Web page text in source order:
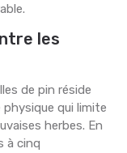
les
de pin réside
qui limite
herbes. En
à cinq